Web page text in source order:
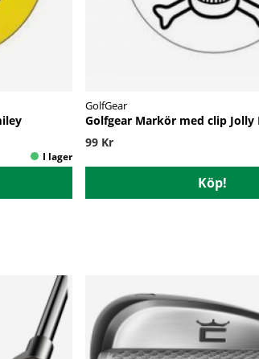
GolfGear
Golfgear Markör med clip Jolly
99 Kr
Köp!